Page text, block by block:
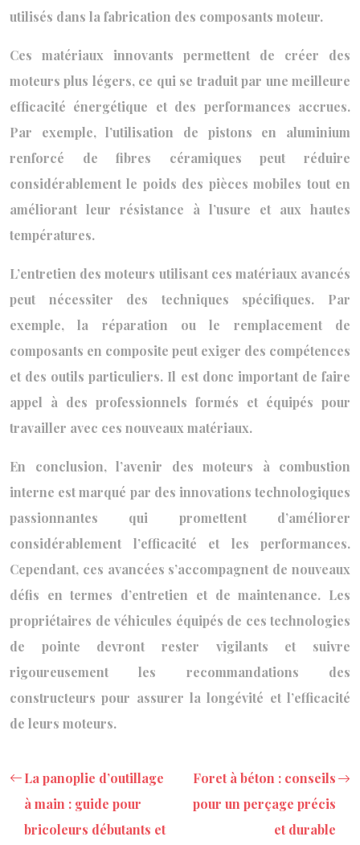
utilisés dans la fabrication des composants moteur.
Ces matériaux innovants permettent de créer des
moteurs plus légers, ce qui se traduit par une meilleure
efficacité énergétique et des performances accrues.
Par exemple, l’utilisation de pistons en aluminium
renforcé de fibres céramiques peut réduire
considérablement le poids des pièces mobiles tout en
améliorant leur résistance à l’usure et aux hautes
températures.
L’entretien des moteurs utilisant ces matériaux avancés
peut nécessiter des techniques spécifiques. Par
exemple, la réparation ou le remplacement de
composants en composite peut exiger des compétences
et des outils particuliers. Il est donc important de faire
appel à des professionnels formés et équipés pour
travailler avec ces nouveaux matériaux.
En conclusion, l’avenir des moteurs à combustion
interne est marqué par des innovations technologiques
passionnantes qui promettent d’améliorer
considérablement l’efficacité et les performances.
Cependant, ces avancées s’accompagnent de nouveaux
défis en termes d’entretien et de maintenance. Les
propriétaires de véhicules équipés de ces technologies
de pointe devront rester vigilants et suivre
rigoureusement les recommandations des
constructeurs pour assurer la longévité et l’efficacité
de leurs moteurs.
La panoplie d’outillage
à main : guide pour
bricoleurs débutants et
Foret à béton : conseils
pour un perçage précis
et durable